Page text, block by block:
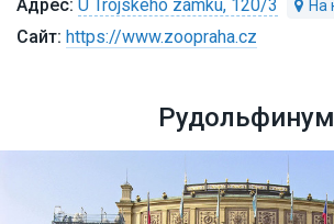
U Trojského zámku, 120/3
https://www.zoopraha.cz
Рудольфинум